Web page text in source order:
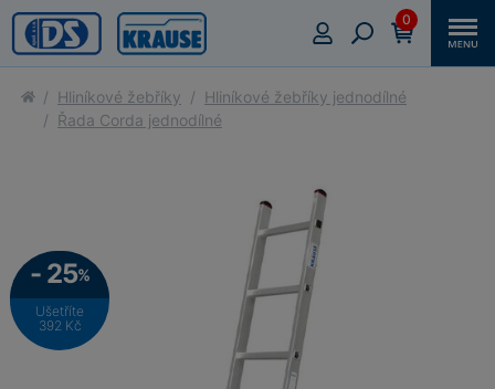
0
Hliníkové žebříky
Hliníkové žebříky jednodílné
Řada Corda jednodílné
- 25%
Ušetříte
392 Kč